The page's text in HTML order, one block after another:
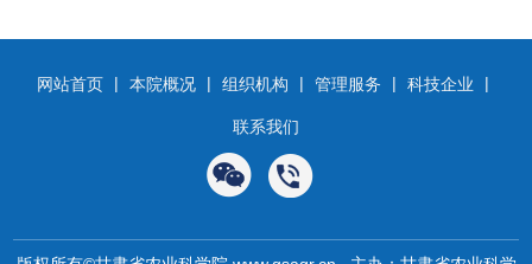
网站首页 | 本院概况 | 组织机构 | 管理服务 | 科技企业 |
联系我们